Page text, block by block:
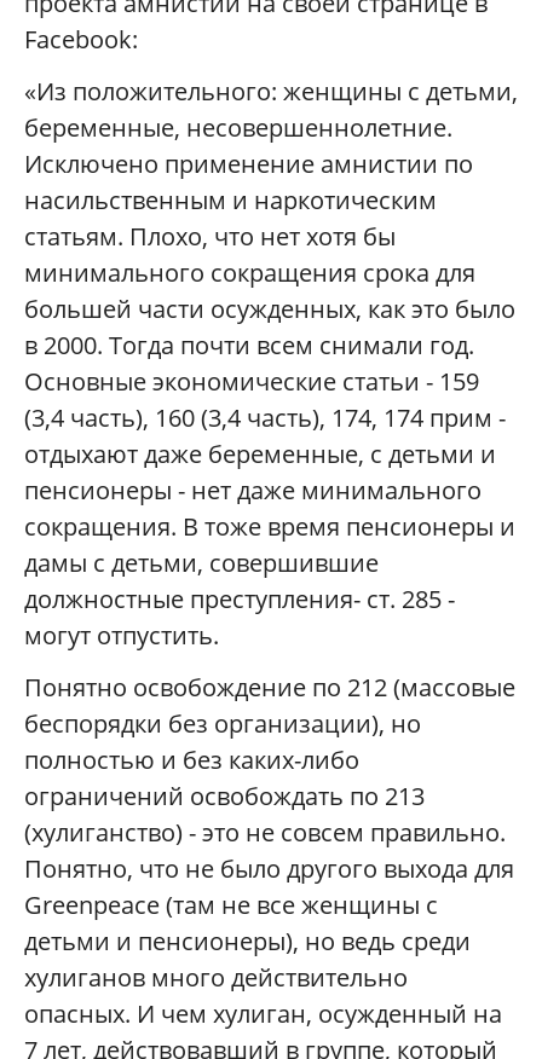
Facebook:
«Из положительного: женщины с детьми,
беременные, несовершеннолетние.
Исключено применение амнистии по
насильственным и наркотическим
статьям. Плохо, что нет хотя бы
минимального сокращения срока для
большей части осужденных, как это было
в 2000. Тогда почти всем снимали год.
Основные экономические статьи - 159
(3,4 часть), 160 (3,4 часть), 174, 174 прим -
отдыхают даже беременные, с детьми и
пенсионеры - нет даже минимального
сокращения. В тоже время пенсионеры и
дамы с детьми, совершившие
должностные преступления- ст. 285 -
могут отпустить.
Понятно освобождение по 212 (массовые
беспорядки без организации), но
полностью и без каких-либо
ограничений освобождать по 213
(хулиганство) - это не совсем правильно.
Понятно, что не было другого выхода для
Greenpeace (там не все женщины с
детьми и пенсионеры), но ведь среди
хулиганов много действительно
опасных. И чем хулиган, осужденный на
7 лет, действовавший в группе, который